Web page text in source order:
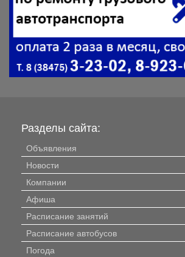
Разделы сайта:
Объявления
Новости
Компании
Афиша
Расписание занятий
Расписание автобусов
Погода